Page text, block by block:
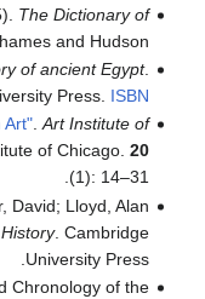
The Dictionary of
and Hudson.
of ancient Egypt.
Press. ISBN
Art".Art Institute of
of Chicago. 20
(1): 14–31.
David; Lloyd, Alan
. Cambridge
University Press.
Chronology of the